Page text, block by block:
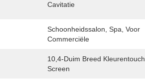
Cavitatie
Schoonheidssalon, Spa, Voor
Commerciële
10,4-Duim Breed Kleurentouch
Screen